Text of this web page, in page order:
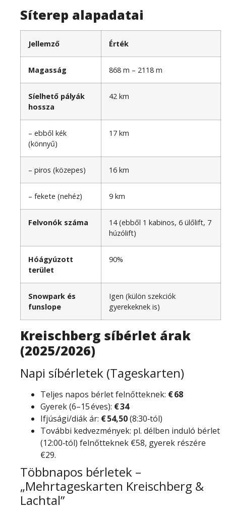
Síterep alapadatai
Jellemző Érték
Magasság 868 m – 2118 m
Síelhető pályák
hossza
42 km
– ebből kék
(könnyű)
17 km
– piros (közepes) 16 km
– fekete (nehéz) 9 km
Felvonók száma
14 (ebből 1 kabinos, 6 ülőlift, 7
húzólift)
Hóágyúzott
terület
90%
Snowpark és
funslope
Igen (külön szekciók
gyerekeknek is)
Kreischberg síbérlet árak
(2025/2026)
Napi síbérletek (Tageskarten)
Teljes napos bérlet felnőtteknek: € 68
Gyerek (6–15 éves): € 34
Ifjúsági/diák ár: € 54,50(8:30‑tól)
További kedvezmények: pl. délben induló bérlet
(12:00‑tól) felnőtteknek €58, gyerek részére
€29.
Többnapos bérletek –
„Mehrtageskarten Kreischberg &
Lachtal”